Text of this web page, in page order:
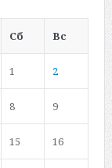
Сб Вс
1 2
8 9
15 16